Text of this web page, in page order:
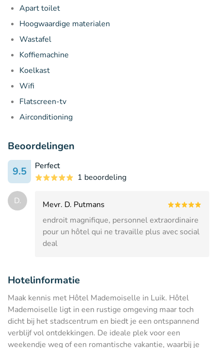
Apart toilet
Hoogwaardige materialen
Wastafel
Koffiemachine
Koelkast
Wifi
Flatscreen-tv
Airconditioning
Beoordelingen
9.5
Perfect
1 beoordeling
D.
Mevr. D. Putmans
endroit magnifique, personnel extraordinaire
pour un hôtel qui ne travaille plus avec social
deal
Hotelinformatie
Maak kennis met Hôtel Mademoiselle in Luik. Hôtel
Mademoiselle ligt in een rustige omgeving maar toch
dicht bij het stadscentrum en biedt je een ontspannend
verblijf vol ontdekkingen. De ideale plek voor een
weekendje weg of een romantische vakantie, waarbij je